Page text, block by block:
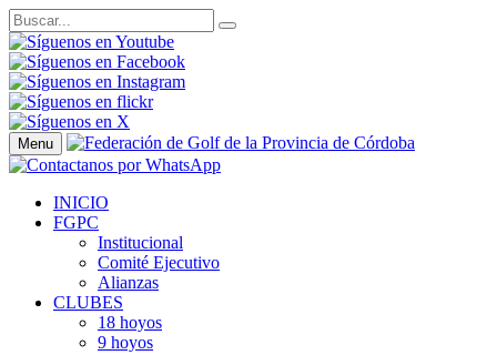
Menu
INICIO
FGPC
Institucional
Comité Ejecutivo
Alianzas
CLUBES
18 hoyos
9 hoyos